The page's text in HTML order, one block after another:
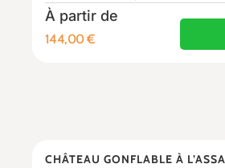
À partir de
144,00€
CHÂTEAU GONFLABLE À